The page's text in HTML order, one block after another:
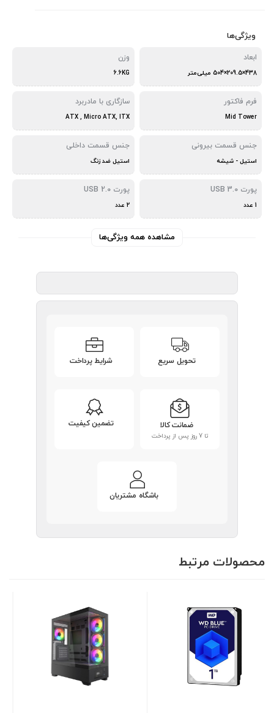
ویژگی‌ها
ابعاد
438×209.5×504 میلی‌متر
وزن
6.6KG
فرم فاکتور
Mid Tower
سازگاری با مادربرد
ATX , Micro ATX, ITX
جنس قسمت بیرونی
استیل - شیشه
جنس قسمت داخلی
استیل ضد زنگ
پورت USB 3.0
1 عدد
پورت USB 2.0
2 عدد
مشاهده همه ویژگی‌ها
تحویل سریع شرایط پرداخت
ضمانت کالا
تا 7 روز پس از پرداخت
تضمین کیفیت
باشگاه مشتریان
محصولات مرتبط